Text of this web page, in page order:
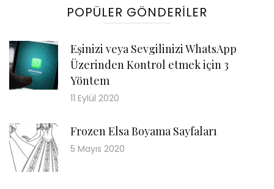
POPÜLER GÖNDERILER
Eşinizi veya Sevgilinizi WhatsApp
Üzerinden Kontrol etmek için 3
Yöntem
11 Eylül 2020
Frozen Elsa Boyama Sayfaları
5 Mayıs 2020